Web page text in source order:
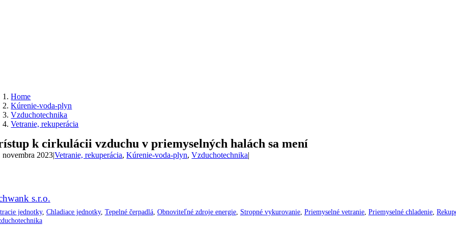
Home
Kúrenie-voda-plyn
Vzduchotechnika
Vetranie, rekuperácia
k cirkulácii vzduchu v priemyselných halách sa mení
novembra 2023|Vetranie, rekuperácia,Kúrenie-voda-plyn,Vzduchotechnika|
s.r.o.
jednotky, Chladiace jednotky, Tepelné čerpadlá, Obnoviteľné zdroje energie, Stropné vykurovanie, Priemyselné vetranie, Priemyselné chladenie,